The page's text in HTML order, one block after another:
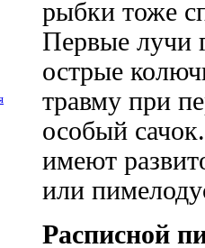
рыбки тоже
Первые лучи
острые
травму при
особый
имеют
или
Расписной